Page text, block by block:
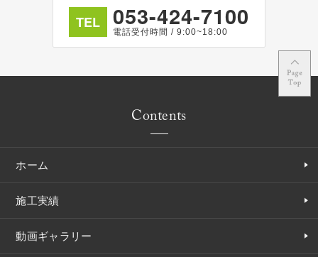
TEL 053-424-7100
電話受付時間 / 9:00~18:00
Contents
ホーム
施工実績
動画ギャラリー